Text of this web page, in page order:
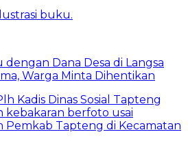
Dana Desa di Langsa
Warga Minta Dihentikan